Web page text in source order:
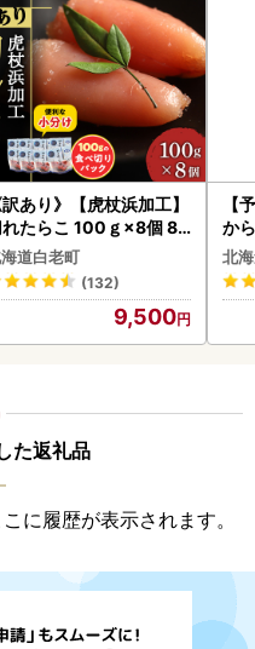
訳あり》【虎杖浜加工】
たらこ 100ｇ×8個 80
AK081
道白老町
(132)
9,500
【
か
ら
g (
)【
北
た返礼品
に履歴が表示されます。